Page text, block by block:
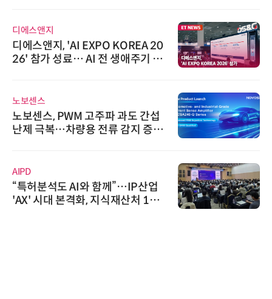
디에스앤지
디에스앤지, 'AI EXPO KOREA 20
26' 참가 성료… AI 전 생애주기 아
노보센스
노보센스, PWM 고주파 과도 간섭
난제 극복…차량용 전류 감지 증폭
AIPD
“특허분석도 AI와 함께”…IP산업
'AX' 시대 본격화, 지식재산처 1호